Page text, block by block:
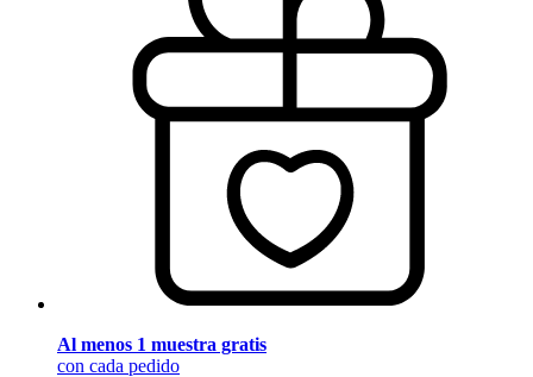
Al menos 1 muestra gratis
con cada pedido